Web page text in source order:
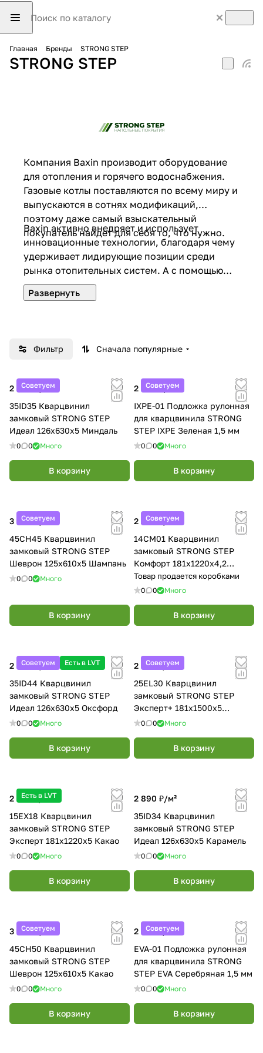
Главная Бренды STRONG STEP
STRONG STEP
Компания Baxin производит оборудование
для отопления и горячего водоснабжения.
Газовые котлы поставляются по всему миру и
выпускаются в сотнях модификаций,
поэтому даже самый взыскательный
покупатель найдет для себя то, что нужно.
Baxin активно внедряет и использует
инновационные технологии, благодаря чему
удерживает лидирующие позиции среди
рынка отопительных систем. А с помощью
мощной научно-исследовательской базы
компания постоянно расширяет ассортимент
Фильтр Сначала популярные
Советуем
2 890 ₽/м²
35ID35 Кварцвинил
замковый STRONG STEP
Идеал 126x630x5 Миндаль
0 0 Много
В корзину
Советуем
2 900 ₽/шт
IXPE-01 Подложка рулонная
для кварцвинила STRONG
STEP IXPE Зеленая 1,5 мм
0 0 Много
В корзину
Советуем
3 890 ₽/м²
45CH45 Кварцвинил
замковый STRONG STEP
Шеврон 125x610x5 Шампань
0 0 Много
В корзину
Советуем
2 290 ₽/м²
14CM01 Кварцвинил
замковый STRONG STEP
Комфорт 181x1220x4,2
Коньяк
Товар продается коробками
0 0 Много
В корзину
Советуем Есть в LVT
2 890 ₽/м²
35ID44 Кварцвинил
замковый STRONG STEP
Идеал 126x630x5 Оксфорд
0 0 Много
В корзину
Советуем
2 790 ₽/м²
25EL30 Кварцвинил
замковый STRONG STEP
Эксперт+ 181x1500x5
Каштан
0 0 Много
В корзину
Есть в LVT
2 590 ₽/ м²
15EX18 Кварцвинил
замковый STRONG STEP
Эксперт 181x1220x5 Какао
0 0 Много
В корзину
2 890 ₽/м²
35ID34 Кварцвинил
замковый STRONG STEP
Идеал 126x630x5 Карамель
0 0 Много
В корзину
Советуем
3 890 ₽/м²
45CH50 Кварцвинил
замковый STRONG STEP
Шеврон 125x610x5 Какао
0 0 Много
В корзину
Советуем
2 700 ₽/шт
EVA-01 Подложка рулонная
для кварцвинила STRONG
STEP EVA Серебряная 1,5 мм
0 0 Много
В корзину